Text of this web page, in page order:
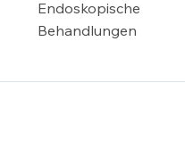
Endoskopische
Behandlungen